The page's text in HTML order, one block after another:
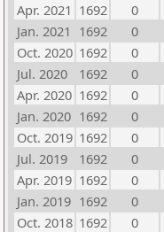
Apr. 2021 1692 0
Jan. 2021 1692 0
Oct. 2020 1692 0
Jul. 2020
1692 0
Apr. 2020 1692 0
Jan. 2020 1692 0
Oct. 2019 1692 0
Jul. 2019
1692 0
Apr. 2019 1692 0
Jan. 2019 1692 0
Oct. 2018 1692 0